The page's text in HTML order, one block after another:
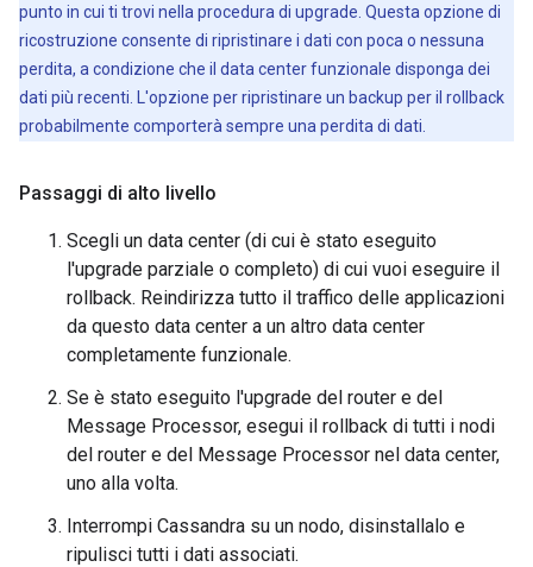
punto in cui ti trovi nella procedura di upgrade. Questa opzione di
ricostruzione consente di ripristinare i dati con poca o nessuna
perdita, a condizione che il data center funzionale disponga dei
dati più recenti. L'opzione per ripristinare un backup per il rollback
probabilmente comporterà sempre una perdita di dati.
Passaggi di alto livello
Scegli un data center (di cui è stato eseguito
l'upgrade parziale o completo) di cui vuoi eseguire il
rollback. Reindirizza tutto il traffico delle applicazioni
da questo data center a un altro data center
completamente funzionale.
Se è stato eseguito l'upgrade del router e del
Message Processor, esegui il rollback di tutti i nodi
del router e del Message Processor nel data center,
uno alla volta.
Interrompi Cassandra su un nodo, disinstallalo e
ripulisci tutti i dati associati.